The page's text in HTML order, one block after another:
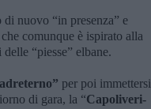
nuovo “in presenza” e
comunque è ispirato alla
“piesse” elbane.
per poi immettersi
di gara, la “Capoliveri-